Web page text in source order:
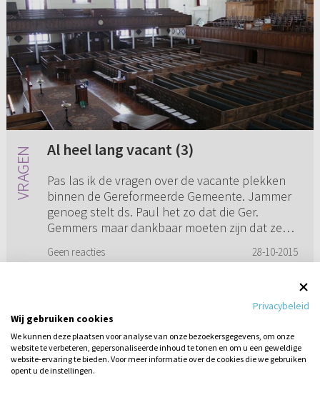
Al heel lang vacant (3)
Pas las ik de vragen over de vacante plekken
binnen de Gereformeerde Gemeente. Jammer
genoeg stelt ds. Paul het zo dat die Ger.
Gemmers maar dankbaar moeten zijn dat ze
Geen reacties 28-10-2015
Privacybeleid
Wij gebruiken cookies
We kunnen deze plaatsen voor analyse van onze bezoekersgegevens, om onze
website te verbeteren, gepersonaliseerde inhoud te tonen en om u een geweldige
website-ervaring te bieden. Voor meer informatie over de cookies die we gebruiken
opent u de instellingen.